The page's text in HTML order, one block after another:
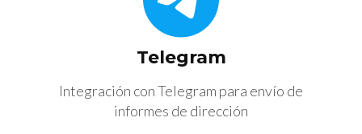
Telegram
Integración con Telegram para envío de
informes de dirección